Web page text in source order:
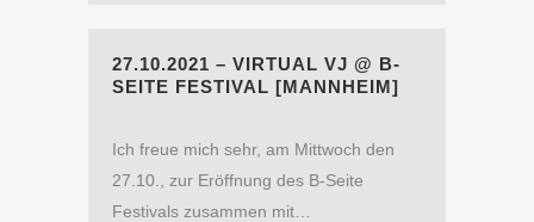
27.10.2021 – VIRTUAL VJ @ B-
SEITE FESTIVAL [MANNHEIM]
Ich freue mich sehr, am Mittwoch den
27.10., zur Eröffnung des B-Seite
Festivals zusammen mit…